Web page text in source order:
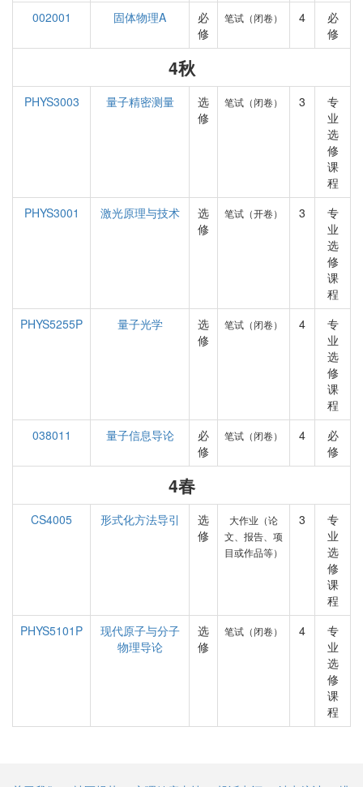
002001
固体物理A
必
修
笔试（闭卷） 4
必
修
4秋
PHYS3003 量子精密测量
选
修
笔试（闭卷） 3
专
业
选
修
课
程
PHYS3001
激光原理与技术
选
修
笔试（开卷） 3
专
业
选
修
课
程
PHYS5255P
量子光学
选
修
笔试（闭卷） 4
专
业
选
修
课
程
038011
量子信息导论
必
修
笔试（闭卷） 4
必
修
4春
CS4005 形式化方法导引
选
修
大作业（论
文、报告、项
目或作品等）
3
专
业
选
修
课
程
PHYS5101P
现代原子与分子
物理导论
选
修
笔试（闭卷） 4
专
业
选
修
课
程